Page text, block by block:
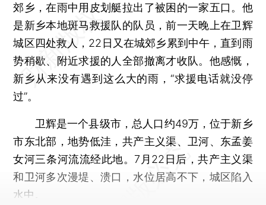
郊乡，在雨中用皮划艇拉出了被困的一家五口。他
是新乡本地斑马救援队的队员，前一天晚上在卫辉
城区四处救人，22日又在城郊乡累到中午，直到雨
势稍歇、附近求援的人全部撤离才收队。他感慨，
新乡从来没有遇到这么大的雨，“求援电话就没停
过”。
卫辉是一个县级市，总人口约49万，位于新乡
市东北部，地势低洼，共产主义渠、卫河、东孟姜
女河三条河流流经此地。7月22日后，共产主义渠
和卫河多次漫堤、溃口，水位居高不下，城区陷入
水中。